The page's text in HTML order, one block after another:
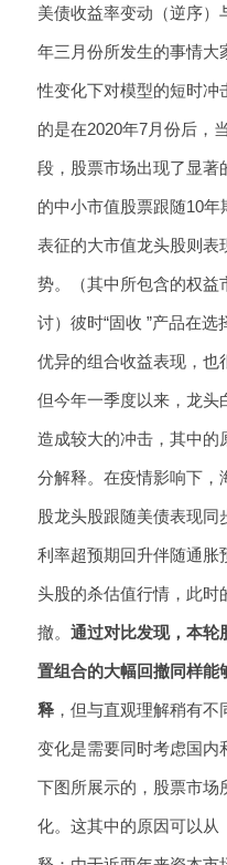
美债收益率变动（逆序）
年三月份所发生的事情大
性变化下对模型的短时冲
的是在2020年7月份后，
段，股票市场出现了显著
的中小市值股票跟随10
表征的大市值龙头股则表
势。（其中所包含的权益
讨）彼时“固收 ”产品在
优异的组合收益表现，也
但今年一季度以来，龙头
造成较大的冲击，其中的
分解释。在疫情影响下，
股龙头股跟随美债表现同
利率超预期回升伴随通胀
头股的杀估值行情，此时
撤。 通过对比发现，本轮
置组合的大幅回撤同样能
释，但与直观理解稍有不
变化是需要同时考虑国内
下图所展示的，股票市场
化。这其中的原因可以从